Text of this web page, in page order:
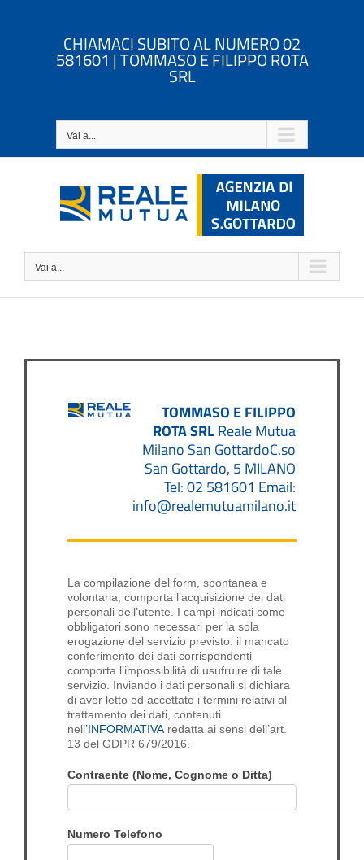
CHIAMACI SUBITO AL NUMERO 02
581601 | TOMMASO E FILIPPO ROTA
SRL
Vai a...
Vai a...
TOMMASO E FILIPPO
ROTA SRLReale Mutua
Milano San GottardoC.so
San Gottardo, 5 MILANO
Tel: 02 581601 Email:
info@realemutuamilano.it
La compilazione del form, spontanea e
volontaria, comporta l’acquisizione dei dati
personali dell’utente. I campi indicati come
obbligatori sono necessari per la sola
erogazione del servizio previsto: il mancato
conferimento dei dati corrispondenti
comporta l’impossibilità di usufruire di tale
servizio. Inviando i dati personali si dichiara
di aver letto ed accettato i termini relativi al
trattamento dei dati, contenuti
nell’INFORMATIVA redatta ai sensi dell’art.
13 del GDPR 679/2016.
Contraente (Nome, Cognome o Ditta)
Numero Telefono